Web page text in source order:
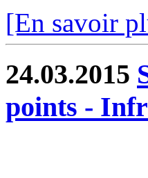
[En savoir
24.03.2015
points -